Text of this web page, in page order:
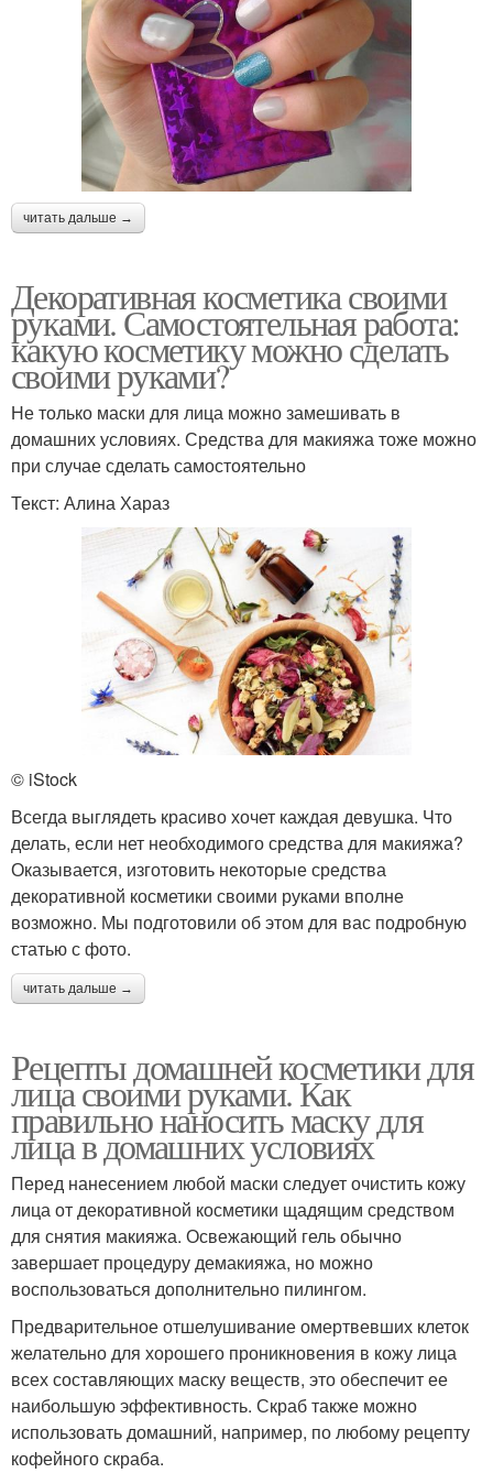
читать дальше →
Декоративная косметика своими
руками. Самостоятельная работа:
какую косметику можно сделать
своими руками?
Не только маски для лица можно замешивать в
домашних условиях. Средства для макияжа тоже можно
при случае сделать самостоятельно
Текст: Алина Хараз
© iStock
Всегда выглядеть красиво хочет каждая девушка. Что
делать, если нет необходимого средства для макияжа?
Оказывается, изготовить некоторые средства
декоративной косметики своими руками вполне
возможно. Мы подготовили об этом для вас подробную
статью с фото.
читать дальше →
Рецепты домашней косметики для
лица своими руками. Как
правильно наносить маску для
лица в домашних условиях
Перед нанесением любой маски следует очистить кожу
лица от декоративной косметики щадящим средством
для снятия макияжа. Освежающий гель обычно
завершает процедуру демакияжа, но можно
воспользоваться дополнительно пилингом.
Предварительное отшелушивание омертвевших клеток
желательно для хорошего проникновения в кожу лица
всех составляющих маску веществ, это обеспечит ее
наибольшую эффективность. Скраб также можно
использовать домашний, например, по любому рецепту
кофейного скраба.